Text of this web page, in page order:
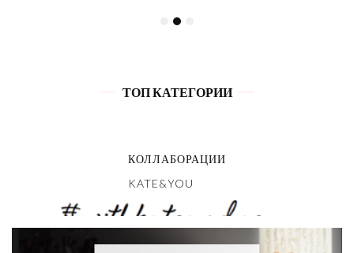
ТОП КАТЕГОРИИ
КОЛЛАБОРАЦИИ
KATE&YOU